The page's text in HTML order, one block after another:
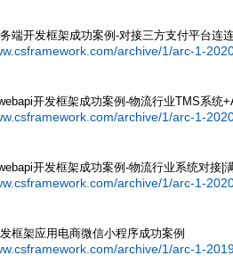
端开发框架成功案例-对接三方支付平台连
archive/1/arc-1-
开发框架成功案例-物流行业TMS系统
archive/1/arc-1-
开发框架成功案例-物流行业系统对接|
archive/1/arc-1-
框架应用电商微信小程序成功案例
archive/1/arc-1-